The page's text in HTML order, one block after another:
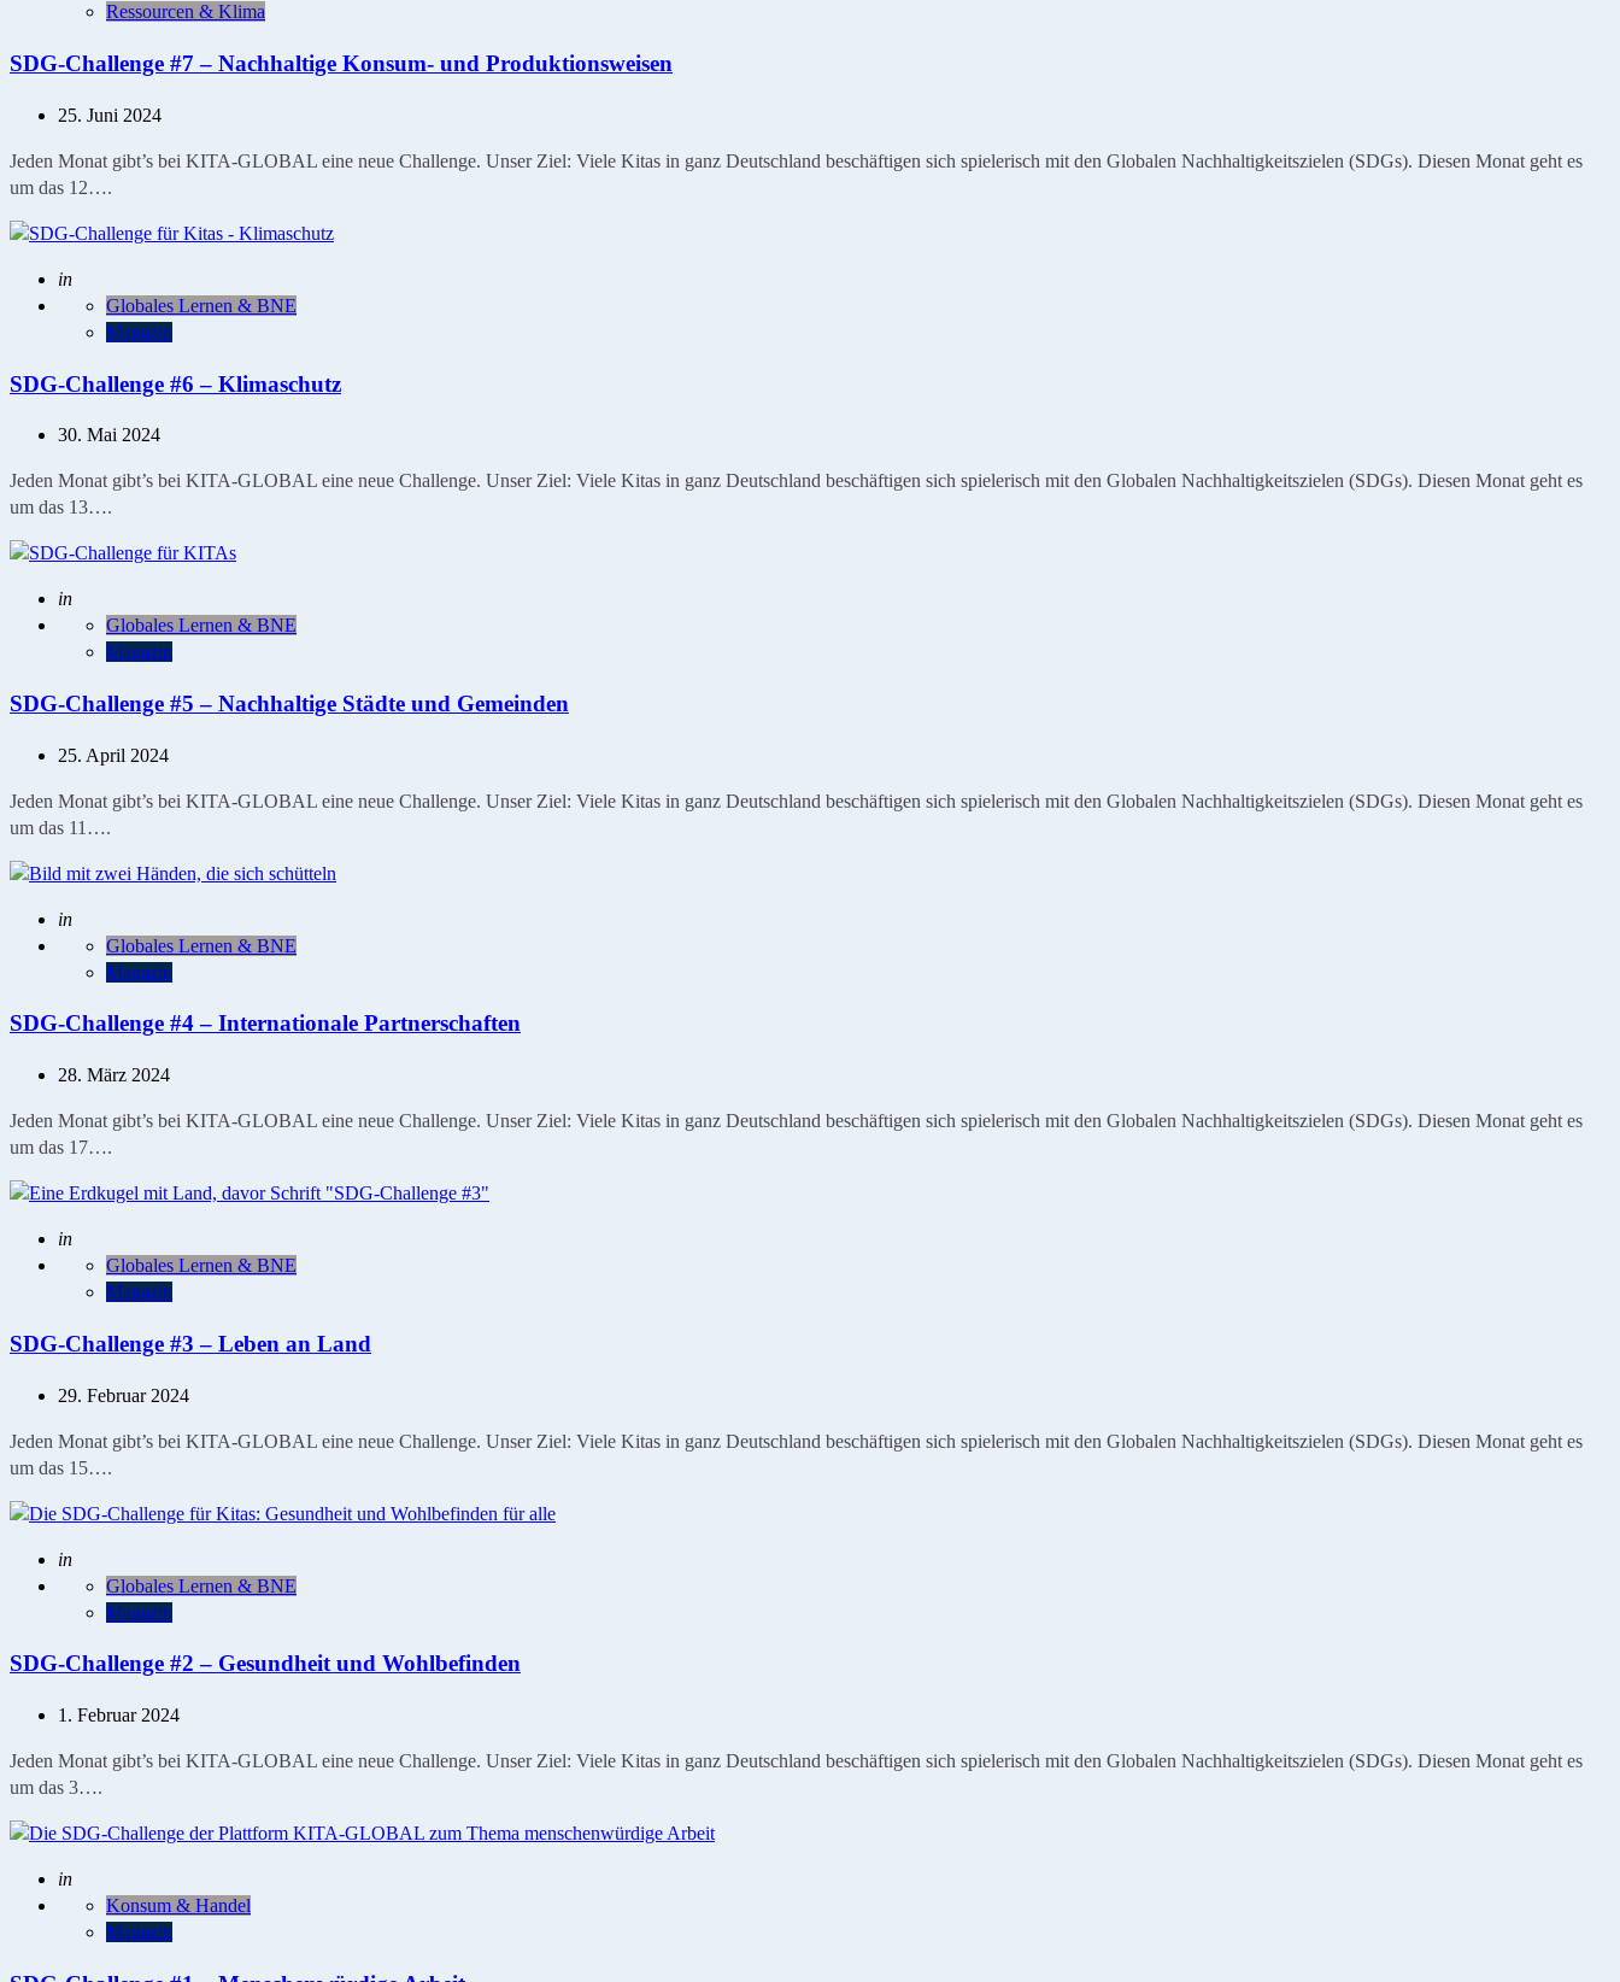
Ressourcen & Klima
SDG-Challenge #7 – Nachhaltige Konsum- und Produktionsweisen
25. Juni 2024
Jeden Monat gibt’s bei KITA-GLOBAL eine neue Challenge. Unser Ziel: Viele Kitas in ganz Deutschland beschäftigen sich spielerisch mit den Globalen Nachhaltigkeitszielen (SDGs). Diesen Monat geht es
um das 12….
Geschrieben
in
Globales Lernen & BNE
Magazin
SDG-Challenge #6 – Klimaschutz
30. Mai 2024
Jeden Monat gibt’s bei KITA-GLOBAL eine neue Challenge. Unser Ziel: Viele Kitas in ganz Deutschland beschäftigen sich spielerisch mit den Globalen Nachhaltigkeitszielen (SDGs). Diesen Monat geht es
um das 13….
Geschrieben
in
Globales Lernen & BNE
Magazin
SDG-Challenge #5 – Nachhaltige Städte und Gemeinden
25. April 2024
Jeden Monat gibt’s bei KITA-GLOBAL eine neue Challenge. Unser Ziel: Viele Kitas in ganz Deutschland beschäftigen sich spielerisch mit den Globalen Nachhaltigkeitszielen (SDGs). Diesen Monat geht es
um das 11….
Geschrieben
in
Globales Lernen & BNE
Magazin
SDG-Challenge #4 – Internationale Partnerschaften
28. März 2024
Jeden Monat gibt’s bei KITA-GLOBAL eine neue Challenge. Unser Ziel: Viele Kitas in ganz Deutschland beschäftigen sich spielerisch mit den Globalen Nachhaltigkeitszielen (SDGs). Diesen Monat geht es
um das 17….
Geschrieben
in
Globales Lernen & BNE
Magazin
SDG-Challenge #3 – Leben an Land
29. Februar 2024
Jeden Monat gibt’s bei KITA-GLOBAL eine neue Challenge. Unser Ziel: Viele Kitas in ganz Deutschland beschäftigen sich spielerisch mit den Globalen Nachhaltigkeitszielen (SDGs). Diesen Monat geht es
um das 15….
Geschrieben
in
Globales Lernen & BNE
Magazin
SDG-Challenge #2 – Gesundheit und Wohlbefinden
1. Februar 2024
Jeden Monat gibt’s bei KITA-GLOBAL eine neue Challenge. Unser Ziel: Viele Kitas in ganz Deutschland beschäftigen sich spielerisch mit den Globalen Nachhaltigkeitszielen (SDGs). Diesen Monat geht es
um das 3….
Geschrieben
in
Konsum & Handel
Magazin